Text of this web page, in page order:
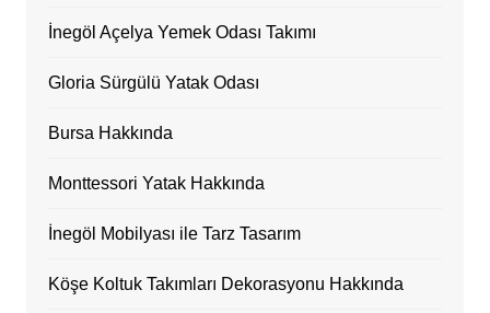
İnegöl Açelya Yemek Odası Takımı
Gloria Sürgülü Yatak Odası
Bursa Hakkında
Monttessori Yatak Hakkında
İnegöl Mobilyası ile Tarz Tasarım
Köşe Koltuk Takımları Dekorasyonu Hakkında